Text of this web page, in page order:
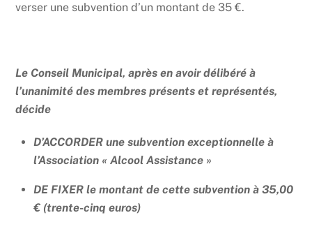
verser une subvention d’un montant de 35 €.
Le Conseil Municipal, après en avoir délibéré à
l’unanimité des membres présents et représentés,
décide
D’ACCORDER une subvention exceptionnelle à
l’Association « Alcool Assistance »
DE FIXER le montant de cette subvention à 35,00
€ (trente-cinq euros)